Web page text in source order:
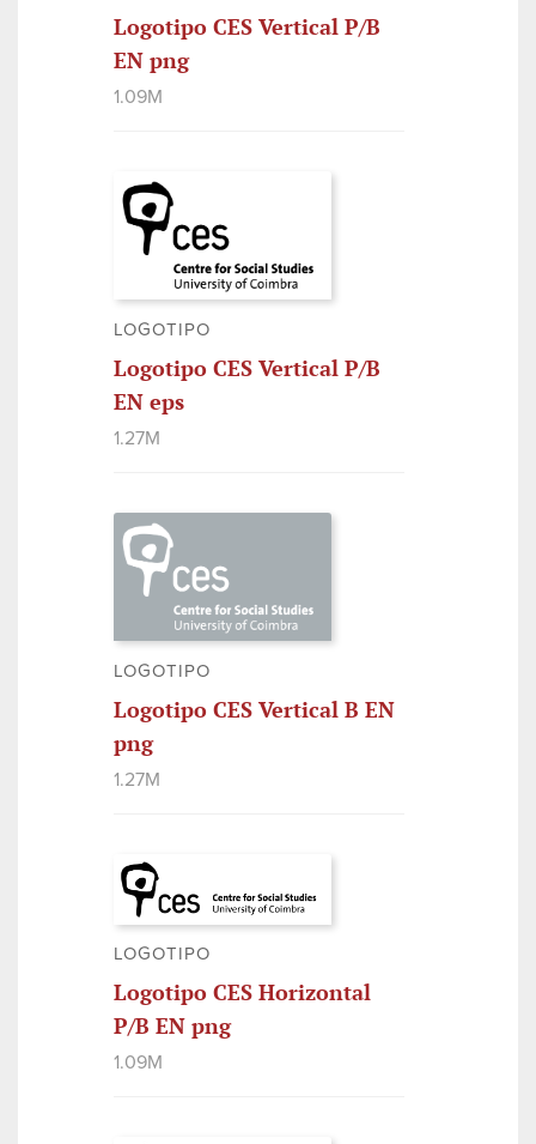
Logotipo CES Vertical P/B
EN png
1.09M
LOGOTIPO
Logotipo CES Vertical P/B
EN eps
1.27M
LOGOTIPO
Logotipo CES Vertical B EN
png
1.27M
LOGOTIPO
Logotipo CES Horizontal
P/B EN png
1.09M